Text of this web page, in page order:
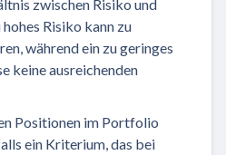
zwischen Risiko und
Risiko kann zu
während ein zu geringes
keine ausreichenden
Positionen im Portfolio
ein Kriterium, das bei